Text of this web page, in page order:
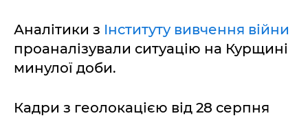
Аналітики з Інституту вивчення війни
проаналізували ситуацію на Курщині
минулої доби.
Кадри з геолокацією від 28 серпня